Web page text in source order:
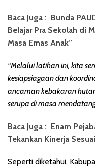
Baca Juga : Bunda
Belajar Pra Sekolah di
Masa Emas Anak”
“Melalui latihan ini, kita
kesiapsiagaan dan
ancaman kebakaran
serupa di masa
Baca Juga : Enam
Tekankan Kinerja
Seperti diketahui,